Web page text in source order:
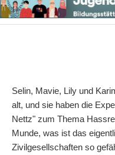
Selin, Mavie, Lily und
alt, und sie haben die
Nettz" zum Thema
Munde, was ist das
Zivilgesellschaften so